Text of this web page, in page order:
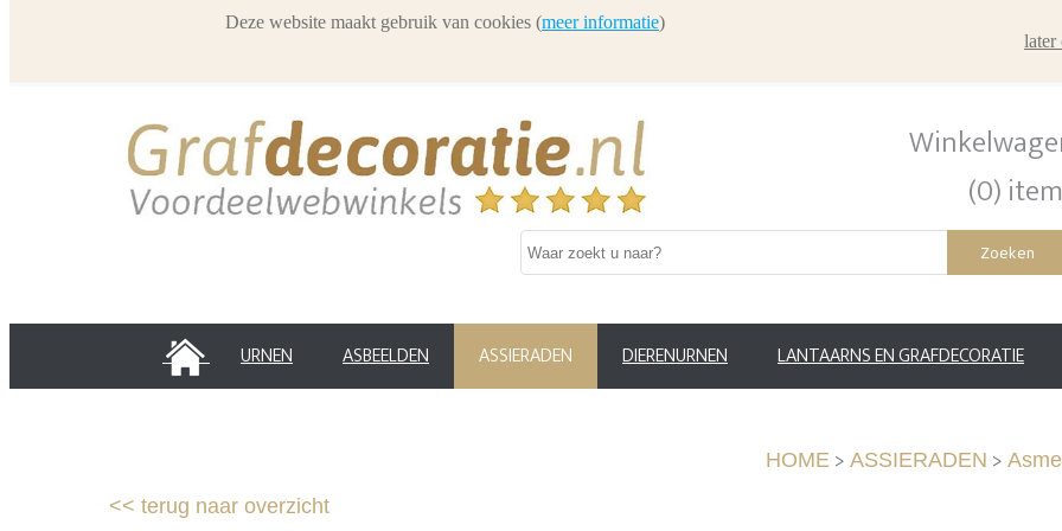
(0)
Zoeken
HOME URNEN ASBEELDEN ASSIERADEN DIERENURNEN LANTAARNS EN GRAFDECORATIE
HOME > ASSIERADEN >
<< terug naar overzicht
Deze website maakt gebruik van cookies (meer informatie)
later